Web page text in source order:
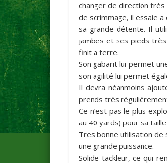
changer de direction
de scrimmage, il essaie
sa grande détente. Il
jambes et ses pieds très
finit a terre.
Son gabarit lui permet
son agilité lui permet
Il devra néanmoins
prends très
Ce n’est pas le plus
au 40 yards) pour sa
Tres bonne utilisation de
une grande puissance.
Solide tackleur, ce qui